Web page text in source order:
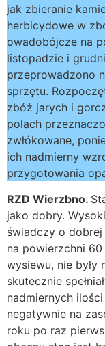
jak zbieranie
herbicydowe w
owadobójcze na
listopadzie i
przeprowadzono
sprzętu.
zbóż jarych i
polach
zwłókowane,
ich nadmierny
przygotowania
RZD Wierzbno.
jako dobry.
świadczy o
na powierzchni
wysiewu, nie były
skutecznie
nadmiernych
negatywnie na
roku po raz